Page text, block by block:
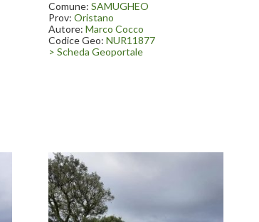
menhir conservate in parte presso il
museo dell’arte tessile in Samugheo.
Comune: SAMUGHEO
Prov: Oristano
Autore: Marco Cocco
Codice Geo: NUR11877
> Scheda Geoportale